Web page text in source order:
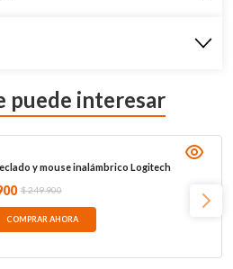
puede interesar
y mouse inalámbrico Logitech
$249.900
COMPRAR AHORA